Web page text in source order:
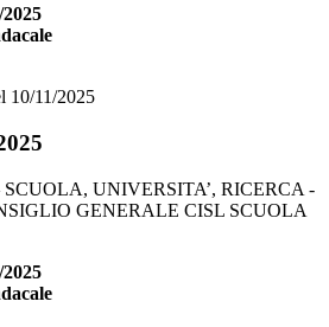
2025
10/11/2025
UNIVERSITA’, RICERCA -
GENERALE CISL SCUOLA
2025